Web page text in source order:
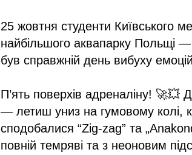
25 жовтня студенти Київського
найбільшого аквапарку Польщі
був справжній день вибуху
П’ять поверхів адреналіну! 🚀💥
— летиш униз на гумовому колі,
сподобалися “Zig-zag” та
повній темряві та з неоновим